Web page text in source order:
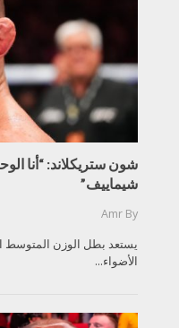
شون ستريكلاند: “أنا
شيماييف”
By
Amr
يستعد بطل الوزن المتوسط
الأضواء...